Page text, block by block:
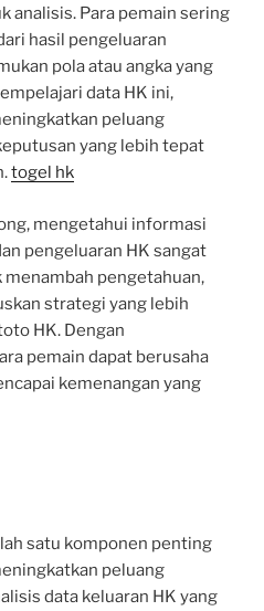
analisis. Para pemain sering
hasil pengeluaran
pola atau angka yang
data HK ini,
peluang
yang lebih tepat
togel hk
mengetahui informasi
pengeluaran HK sangat
menambah pengetahuan,
strategi yang lebih
HK. Dengan
pemain dapat berusaha
kemenangan yang
satu komponen penting
peluang
data keluaran HK yang